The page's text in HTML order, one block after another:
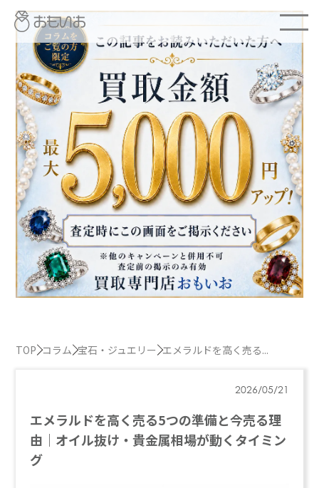
TOP コラム 宝石・ジュエリー エメラルドを高く売る...
2026/05/21
エメラルドを高く売る5つの準備と今売る理
由｜オイル抜け・貴金属相場が動くタイミン
グ